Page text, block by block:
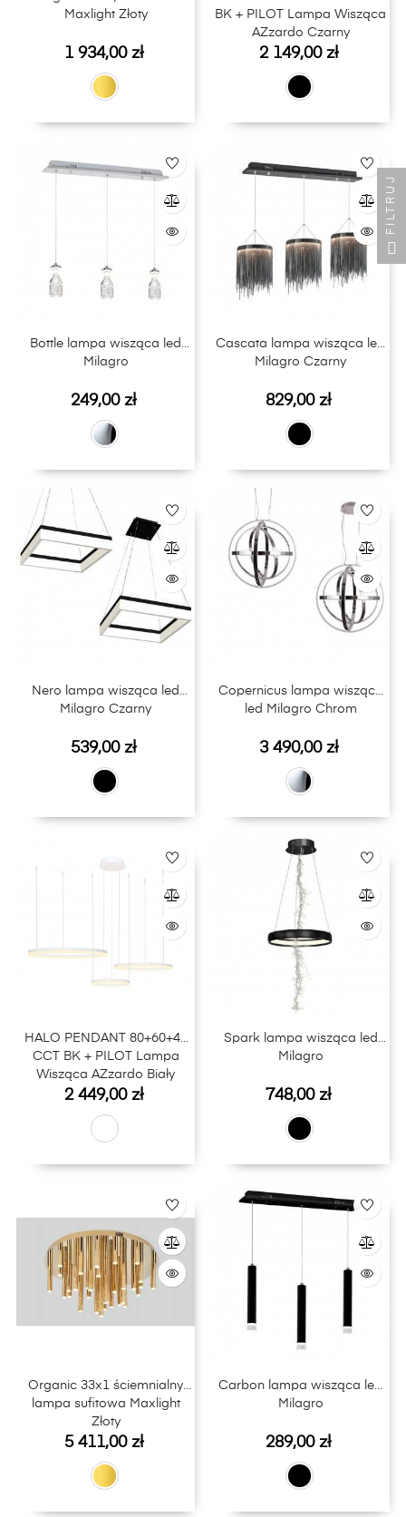
Maxlight Złoty
Cena
1 934,00 zł
BK + PILOT Lampa Wisząca
AZzardo Czarny
Cena
2 149,00 zł
Bottle lampa wisząca led
Milagro
Cena
249,00 zł
Cascata lampa wisząca led
Milagro Czarny
Cena
829,00 zł
Nero lampa wisząca led
Milagro Czarny
Cena
539,00 zł
Copernicus lampa wisząca
led Milagro Chrom
Cena
3 490,00 zł
HALO PENDANT 80+60+40
CCT BK + PILOT Lampa
Wisząca AZzardo Biały
Cena
2 449,00 zł
Spark lampa wisząca led
Milagro
Cena
748,00 zł
Organic 33x1 ściemnialny
lampa sufitowa Maxlight
Złoty
Cena
5 411,00 zł
Carbon lampa wisząca led
Milagro
Cena
289,00 zł
FILTRUJ